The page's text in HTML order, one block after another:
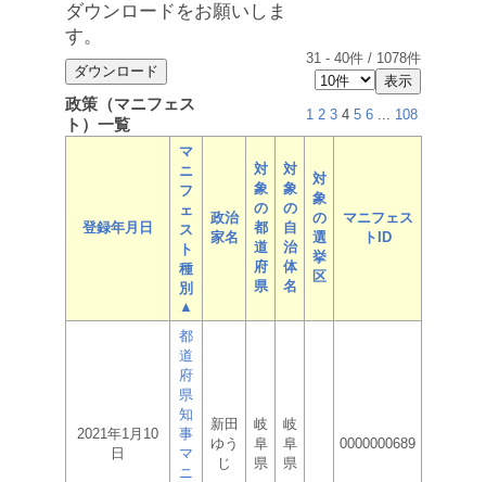
ダウンロードをお願いしま
す。
31 - 40件 / 1078件
政策（マニフェス
ト）一覧
1 2 3 4 5 6 ... 108
登録年月日
マ
ニ
フ
ェ
ス
ト
種
別
▲
政治
家名
対
象
の
都
道
府
県
対
象
の
自
治
体
名
対
象
の
選
挙
区
マニフェス
トID
2021年1月10
日
都
道
府
県
知
事
マ
ニ
新田
ゆう
じ
岐
阜
県
岐
阜
県
0000000689